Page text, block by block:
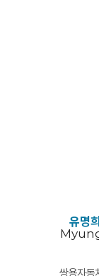
유명
쌍용자동